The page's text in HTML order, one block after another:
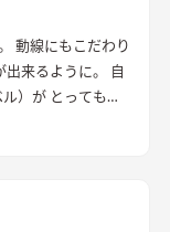
動線にもこだわり
来るように。 自
）が とっても可